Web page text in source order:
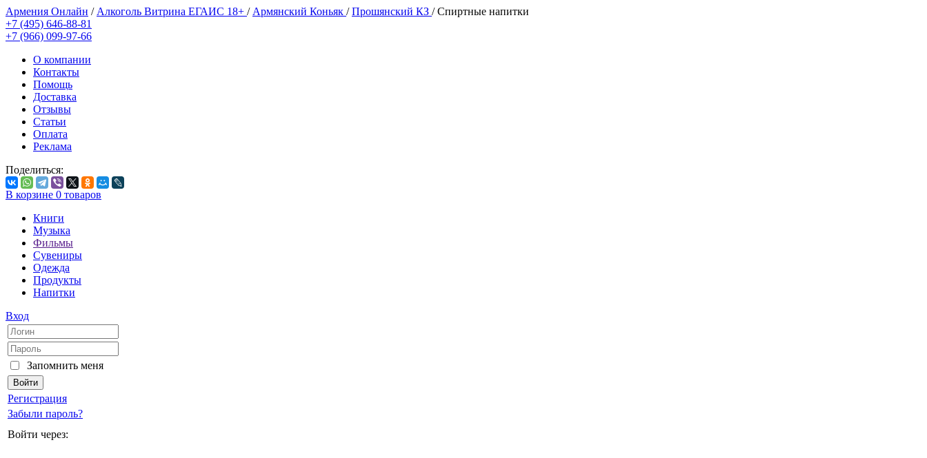
Армения Онлайн / Алкоголь Витрина ЕГАИС 18+ / Армянский Коньяк /Прошянский КЗ /Спиртные напитки
+7 (495) 646-88-81
+7 (966) 099-97-66
О компании
Контакты
Помощь
Доставка
Отзывы
Статьи
Оплата
Реклама
Поделиться:
В корзине 0 товаров
Книги
Музыка
Фильмы
Сувениры
Одежда
Продукты
Напитки
Вход
Запомнить меня
Регистрация
Забыли пароль?
Войти через: